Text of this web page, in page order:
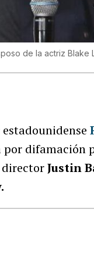
de la actriz Blake
por difamación
directorJustin